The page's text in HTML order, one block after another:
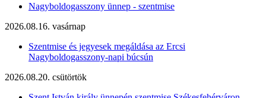
Nagyboldogasszony ünnep - szentmise
2026.08.16. vasárnap
Szentmise és jegyesek megáldása az Ercsi
Nagyboldogasszony-napi búcsún
2026.08.20. csütörtök